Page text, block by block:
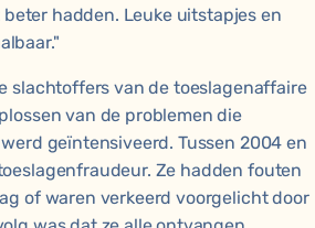
hadden. Leuke uitstapjes en
slachtoffers van de toeslagenaffaire
van de problemen die
geïntensiveerd. Tussen 2004 en
Ze hadden fouten
of waren verkeerd voorgelicht door